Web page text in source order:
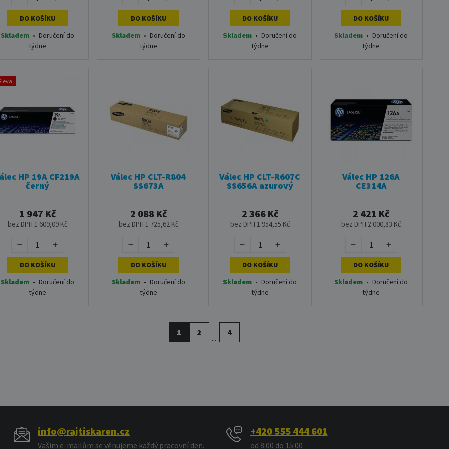
DO KOŠÍKU
Skladem • Doručení do
týdne
DO KOŠÍKU
Skladem • Doručení do
týdne
DO KOŠÍKU
Skladem • Doručení do
týdne
DO KOŠÍKU
Skladem • Doručení do
týdne
HP 19A CF219A
černý
1 947 Kč
bez DPH 1 609,09 Kč
DO KOŠÍKU
Skladem • Doručení do
týdne
Válec HP CLT-R804
SS673A
2 088 Kč
bez DPH 1 725,62 Kč
DO KOŠÍKU
Skladem • Doručení do
týdne
Válec HP CLT-R607C
SS656A azurový
2 366 Kč
bez DPH 1 954,55 Kč
DO KOŠÍKU
Skladem • Doručení do
týdne
Válec HP 126A
CE314A
2 421 Kč
bez DPH 2 000,83 Kč
DO KOŠÍKU
Skladem • Doručení do
týdne
1 2
...
4
info@rajtiskaren.cz
Vašim e-mailům se věnujeme každý pracovní den.
+420 555 444 601
od 8:00 do 15:00